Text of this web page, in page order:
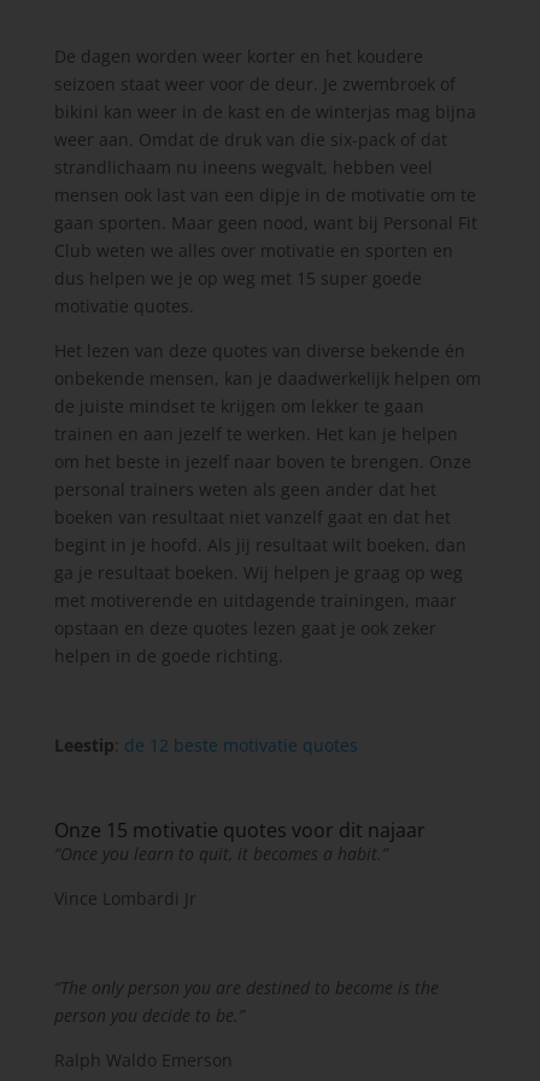
De dagen worden weer korter en het koudere
seizoen staat weer voor de deur. Je zwembroek of
bikini kan weer in de kast en de winterjas mag bijna
weer aan. Omdat de druk van die six-pack of dat
strandlichaam nu ineens wegvalt, hebben veel
mensen ook last van een dipje in de motivatie om te
gaan sporten. Maar geen nood, want bij Personal Fit
Club weten we alles over motivatie en sporten en
dus helpen we je op weg met 15 super goede
motivatie quotes.
Het lezen van deze quotes van diverse bekende én
onbekende mensen, kan je daadwerkelijk helpen om
de juiste mindset te krijgen om lekker te gaan
trainen en aan jezelf te werken. Het kan je helpen
om het beste in jezelf naar boven te brengen. Onze
personal trainers weten als geen ander dat het
boeken van resultaat niet vanzelf gaat en dat het
begint in je hoofd. Als jij resultaat wilt boeken, dan
ga je resultaat boeken. Wij helpen je graag op weg
met motiverende en uitdagende trainingen, maar
opstaan en deze quotes lezen gaat je ook zeker
helpen in de goede richting.
Leestip: de 12 beste motivatie quotes
Onze 15 motivatie quotes voor dit najaar
“Once you learn to quit, it becomes a habit.”
Vince Lombardi Jr
“The only person you are destined to become is the
person you decide to be.”
Ralph Waldo Emerson